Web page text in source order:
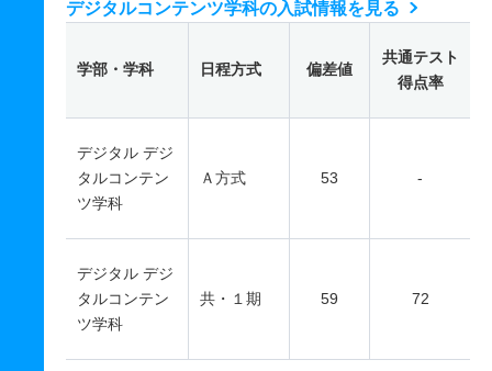
デジタルコンテンツ学科の入試情報を見る
学部・学科 日程方式 偏差値
共通テスト
得点率
デジタル デジ
タルコンテン
ツ学科
Ａ方式 53 -
デジタル デジ
タルコンテン
ツ学科
共・１期 59 72